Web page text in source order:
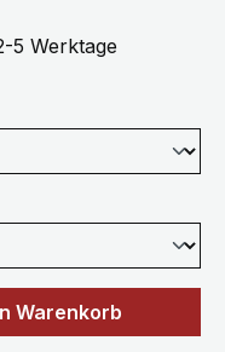
5 Werktage
Warenkorb